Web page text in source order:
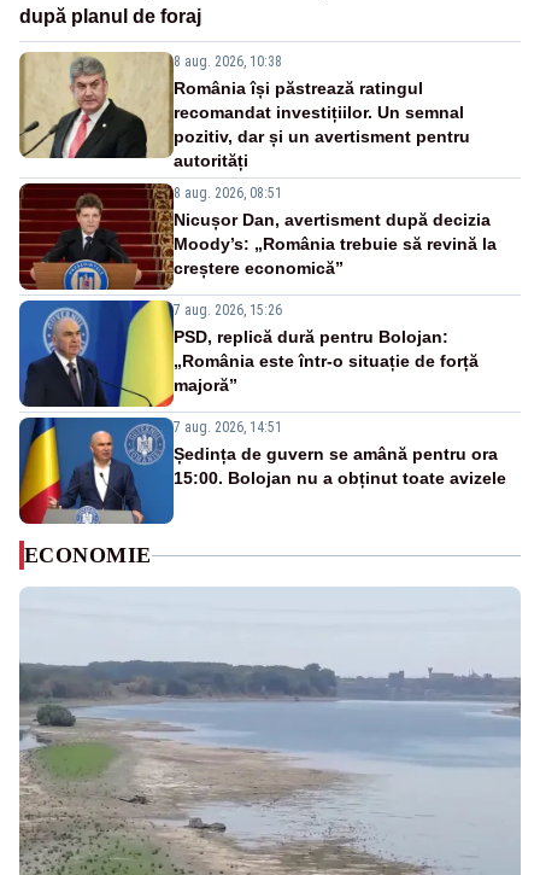
după planul de foraj
8 aug. 2026, 10:38
România își păstrează ratingul
recomandat investițiilor. Un semnal
pozitiv, dar și un avertisment pentru
autorități
8 aug. 2026, 08:51
Nicușor Dan, avertisment după decizia
Moody’s: „România trebuie să revină la
creștere economică”
7 aug. 2026, 15:26
PSD, replică dură pentru Bolojan:
„România este într-o situație de forță
majoră”
7 aug. 2026, 14:51
Ședința de guvern se amână pentru ora
15:00. Bolojan nu a obținut toate avizele
ECONOMIE